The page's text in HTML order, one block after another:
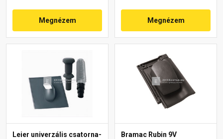
Megnézem Megnézem
Leier univerzális csatorna-
Bramac Rubin 9V